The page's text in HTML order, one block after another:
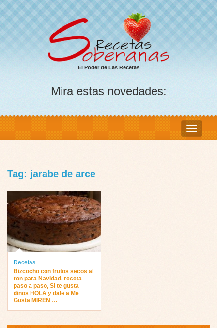
El Poder de Las Recetas
Mira estas novedades:
Tag: jarabe de arce
Recetas
Bizcocho con frutos secos al
ron para Navidad, receta
paso a paso, Si te gusta
dinos HOLA y dale a Me
Gusta MIREN …